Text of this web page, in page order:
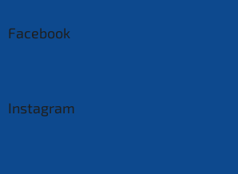
Facebook
Instagram